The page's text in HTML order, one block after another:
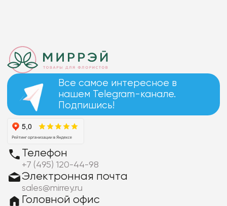
Все самое интересное в
нашем Telegram-канале.
Подпишись!
Телефон
+7 (495) 120-44-98
Электронная почта
sales@mirrey.ru
Головной офис